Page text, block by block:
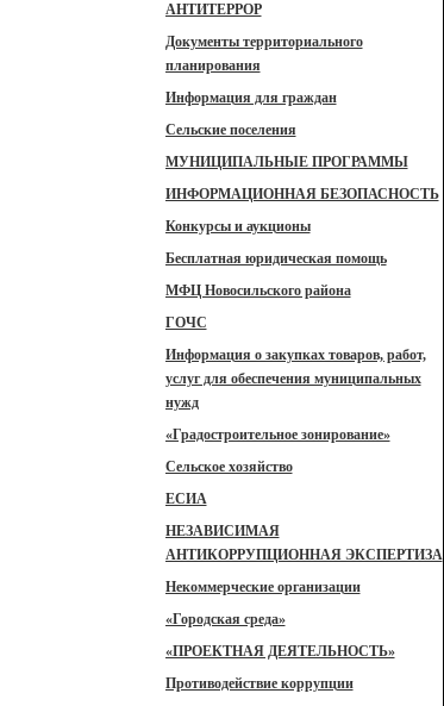
АНТИТЕРРОР
Документы территориального
планирования
Информация для граждан
Сельские поселения
МУНИЦИПАЛЬНЫЕ ПРОГРАММЫ
ИНФОРМАЦИОННАЯ БЕЗОПАСНОСТЬ
Конкурсы и аукционы
Бесплатная юридическая помощь
МФЦ Новосильского района
ГОЧС
Информация о закупках товаров, работ,
услуг для обеспечения муниципальных
нужд
«Градостроительное зонирование»
Сельское хозяйство
ЕСИА
НЕЗАВИСИМАЯ
АНТИКОРРУПЦИОННАЯ ЭКСПЕРТИЗА
Некоммерческие организации
«Городская среда»
«ПРОЕКТНАЯ ДЕЯТЕЛЬНОСТЬ»
Противодействие коррупции